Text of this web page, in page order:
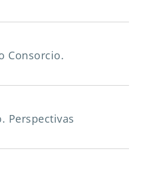
Consorcio.
Perspectivas